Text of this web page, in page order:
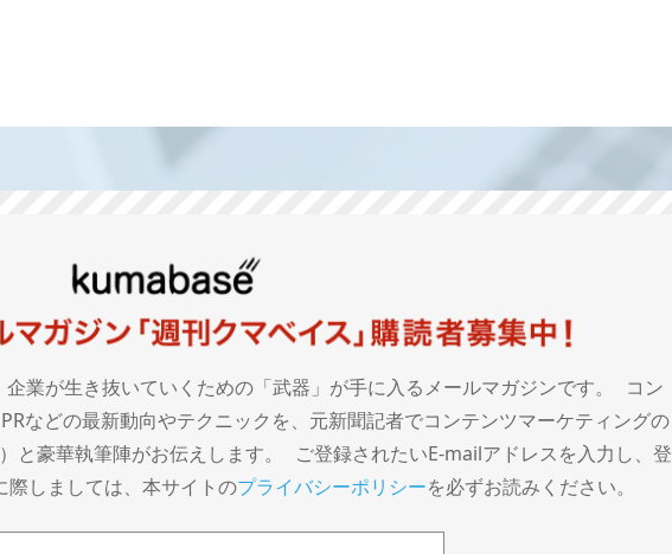
業が生き抜いていくための「武器」が手に入るメールマガジンです。 コン
などの最新動向やテクニックを、元新聞記者でコンテンツマーケティングの
と豪華執筆陣がお伝えします。 ご登録されたいE-mailアドレスを入力し、登
しましては、本サイトのプライバシーポリシーを必ずお読みください。